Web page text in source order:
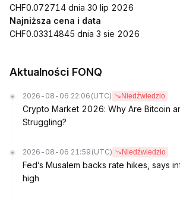
CHF0.072714 dnia 30 lip 2026
Najniższa cena i data
CHF0.03314845 dnia 3 sie 2026
Aktualności FONQ
2026-08-06 22:06 (UTC) Niedźwiedzio
Crypto Market 2026: Why Are Bitcoin
Struggling?
2026-08-06 21:59 (UTC) Niedźwiedzio
Fed’s Musalem backs rate hikes, says
high